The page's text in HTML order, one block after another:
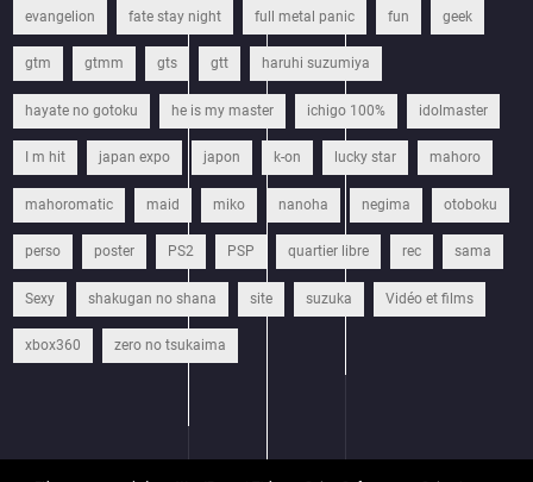
evangelion fate stay night full metal panic fun geek
gtm gtmm gts gtt haruhi suzumiya
hayate no gotoku he is my master ichigo 100% idolmaster
I m hit japan expo japon k-on lucky star mahoro
mahoromatic maid miko nanoha negima otoboku
perso poster PS2 PSP quartier libre rec sama
Sexy shakugan no shana site suzuka Vidéo et films
xbox360 zero no tsukaima